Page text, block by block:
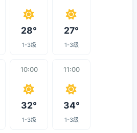
28°
1-3级
27°
1-3级
10:00
32°
1-3级
11:00
34°
1-3级